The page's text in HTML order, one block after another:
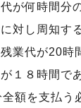
が何時間分
対し周知す
業代が20時
１８時間で
額を支払う